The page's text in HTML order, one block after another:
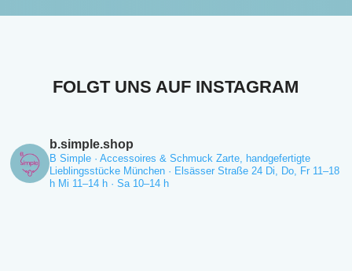
FOLGT UNS AUF INSTAGRAM
b.simple.shop
B Simple · Accessoires & Schmuck Zarte, handgefertigte
Lieblingsstücke München · Elsässer Straße 24 Di, Do, Fr 11–18
h Mi 11–14 h · Sa 10–14 h